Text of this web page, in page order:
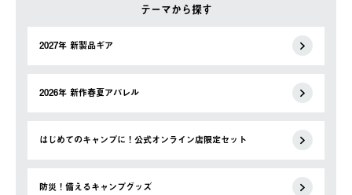
テーマから探す
2027年 新製品ギア
2026年 新作春夏アパレル
はじめてのキャンプに！公式オンライン店限定セット
防災！備えるキャンプグッズ